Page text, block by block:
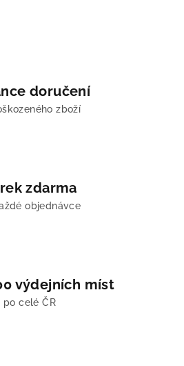
doručení
zboží
zdarma
objednávce
výdejních míst
po celé ČR